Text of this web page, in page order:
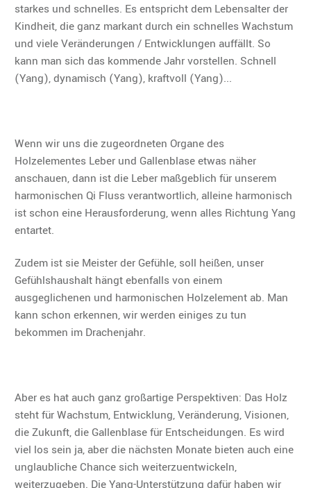
starkes und schnelles. Es entspricht dem Lebensalter der
Kindheit, die ganz markant durch ein schnelles Wachstum
und viele Veränderungen / Entwicklungen auffällt. So
kann man sich das kommende Jahr vorstellen. Schnell
(Yang), dynamisch (Yang), kraftvoll (Yang)...
Wenn wir uns die zugeordneten Organe des
Holzelementes Leber und Gallenblase etwas näher
anschauen, dann ist die Leber maßgeblich für unserem
harmonischen Qi Fluss verantwortlich, alleine harmonisch
ist schon eine Herausforderung, wenn alles Richtung Yang
entartet.
Zudem ist sie Meister der Gefühle, soll heißen, unser
Gefühlshaushalt hängt ebenfalls von einem
ausgeglichenen und harmonischen Holzelement ab. Man
kann schon erkennen, wir werden einiges zu tun
bekommen im Drachenjahr.
Aber es hat auch ganz großartige Perspektiven: Das Holz
steht für Wachstum, Entwicklung, Veränderung, Visionen,
die Zukunft, die Gallenblase für Entscheidungen. Es wird
viel los sein ja, aber die nächsten Monate bieten auch eine
unglaubliche Chance sich weiterzuentwickeln,
weiterzugeben. Die Yang-Unterstützung dafür haben wir